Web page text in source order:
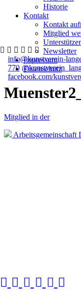
Historie
Kontakt
Kontakt
Mitglied
Newsletter
Impressum
Datenschutz
Zum Inhalt springen
Mitglied in der
Arbeitsgemeinschaft
info@kunstverein-
770
facebook.com/